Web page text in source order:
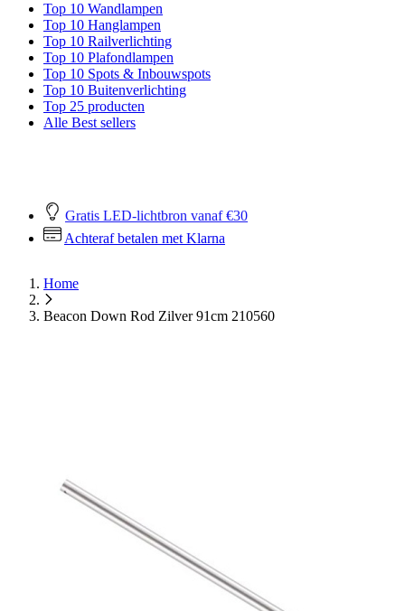
Top 10 Wandlampen
Top 10 Hanglampen
Top 10 Railverlichting
Top 10 Plafondlampen
Top 10 Spots & Inbouwspots
Top 10 Buitenverlichting
Top 25 producten
Alle Best sellers
Gratis LED-lichtbron vanaf €30
Achteraf betalen met Klarna
Home
Beacon Down Rod Zilver 91cm 210560